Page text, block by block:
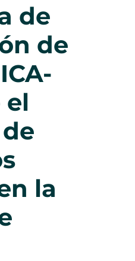
de
de
el
la